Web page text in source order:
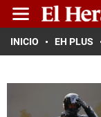
INICIO EH PLUS